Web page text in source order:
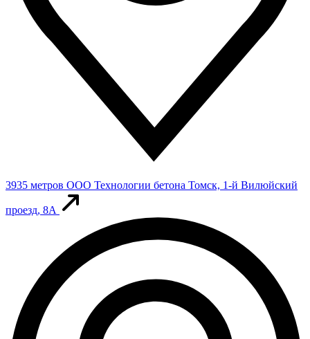
3935 метров ООО Технологии бетона Томск, 1-й Вилюйский
проезд, 8А